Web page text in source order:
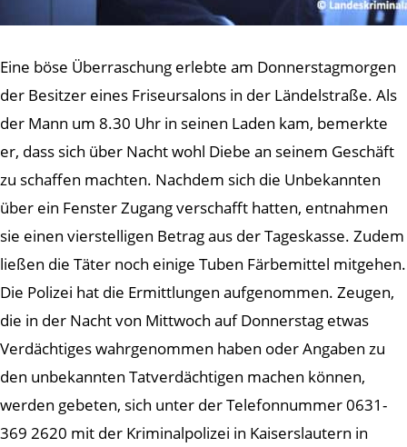
Eine böse Überraschung erlebte am Donnerstagmorgen
der Besitzer eines Friseursalons in der Ländelstraße. Als
der Mann um 8.30 Uhr in seinen Laden kam, bemerkte
er, dass sich über Nacht wohl Diebe an seinem Geschäft
zu schaffen machten. Nachdem sich die Unbekannten
über ein Fenster Zugang verschafft hatten, entnahmen
sie einen vierstelligen Betrag aus der Tageskasse. Zudem
ließen die Täter noch einige Tuben Färbemittel mitgehen.
Die Polizei hat die Ermittlungen aufgenommen. Zeugen,
die in der Nacht von Mittwoch auf Donnerstag etwas
Verdächtiges wahrgenommen haben oder Angaben zu
den unbekannten Tatverdächtigen machen können,
werden gebeten, sich unter der Telefonnummer 0631-
369 2620 mit der Kriminalpolizei in Kaiserslautern in